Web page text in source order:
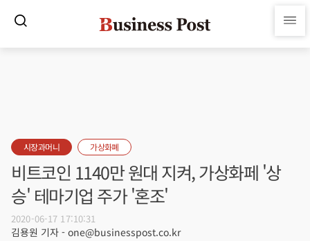
시장과머니 가상화폐
비트코인 1140만 원대 지켜, 가상화페 '상
승' 테마기업 주가 '혼조'
2020-06-17 17:10:31
김용원 기자 - one@businesspost.co.kr